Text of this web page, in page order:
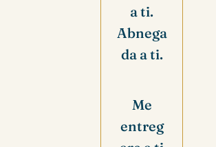
a ti.
Abnega
da a ti.
Me
entreg